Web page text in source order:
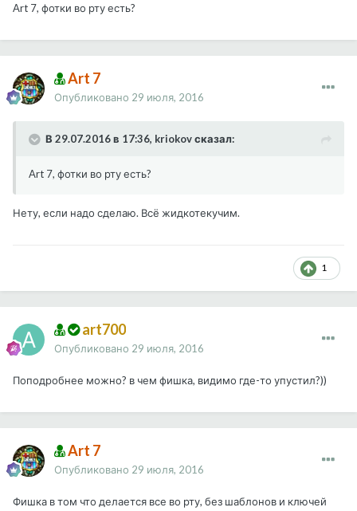
Art 7, фотки во рту есть?
Art 7
Опубликовано 29 июля, 2016
В 29.07.2016 в 17:36, kriokov сказал:
Art 7, фотки во рту есть?
Нету, если надо сделаю. Всё жидкотекучим.
1
art700
Опубликовано 29 июля, 2016
Поподробнее можно? в чем фишка, видимо где-то упустил?))
Art 7
Опубликовано 29 июля, 2016
Фишка в том что делается все во рту, без шаблонов и ключей